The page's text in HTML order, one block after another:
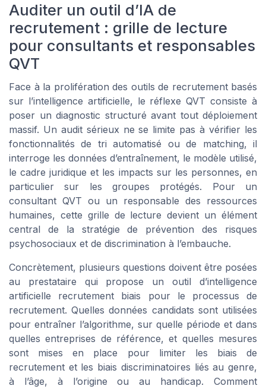
Auditer un outil d’IA de
recrutement : grille de lecture
pour consultants et responsables
QVT
Face à la prolifération des outils de recrutement basés
sur l’intelligence artificielle, le réflexe QVT consiste à
poser un diagnostic structuré avant tout déploiement
massif. Un audit sérieux ne se limite pas à vérifier les
fonctionnalités de tri automatisé ou de matching, il
interroge les données d’entraînement, le modèle utilisé,
le cadre juridique et les impacts sur les personnes, en
particulier sur les groupes protégés. Pour un
consultant QVT ou un responsable des ressources
humaines, cette grille de lecture devient un élément
central de la stratégie de prévention des risques
psychosociaux et de discrimination à l’embauche.
Concrètement, plusieurs questions doivent être posées
au prestataire qui propose un outil d’intelligence
artificielle recrutement biais pour le processus de
recrutement. Quelles données candidats sont utilisées
pour entraîner l’algorithme, sur quelle période et dans
quelles entreprises de référence, et quelles mesures
sont mises en place pour limiter les biais de
recrutement et les biais discriminatoires liés au genre,
à l’âge, à l’origine ou au handicap. Comment